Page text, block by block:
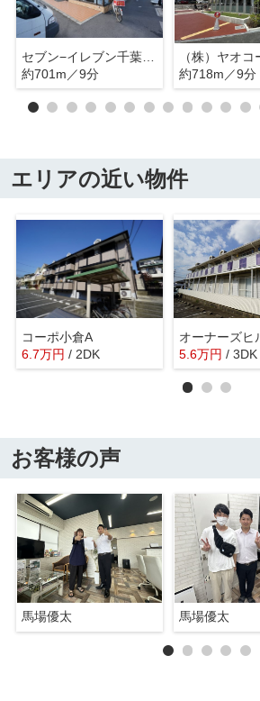
セブン−イレブン千葉おゆみ野中央１丁目店
約701m／9分
約718m／9分
エリアの近い物件
コーポ小倉A
6.7万円 / 2DK
5.6万円 / 3DK
お客様の声
馬場優太 馬場優太